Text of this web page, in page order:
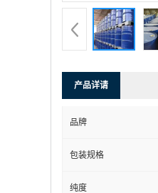
产品详请
品牌
包装规格
纯度